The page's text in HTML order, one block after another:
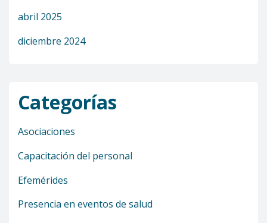
abril 2025
diciembre 2024
Categorías
Asociaciones
Capacitación del personal
Efemérides
Presencia en eventos de salud